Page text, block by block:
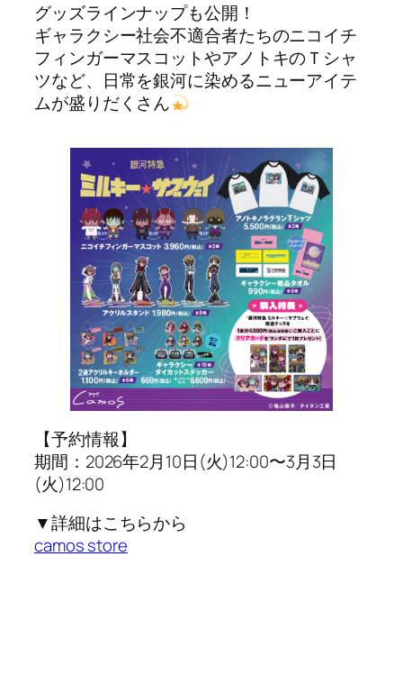
グッズラインナップも公開！
ギャラクシー社会不適合者たちのニコイチ
フィンガーマスコットやアノトキのＴシャ
ツなど、日常を銀河に染めるニューアイテ
ムが盛りだくさん
【予約情報】
期間：2026年2月10日(火)12:00〜3月3日
(火)12:00
▼詳細はこちらから
camos store